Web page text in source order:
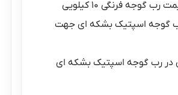
رب گوجه فرنگی ۱۰ کیلویی
گوجه اسپتیک بشکه ای جهت
دررب گوجه اسپتیک بشکه ای